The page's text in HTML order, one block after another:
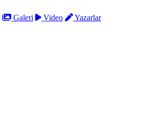
Galeri Video
Yazarlar